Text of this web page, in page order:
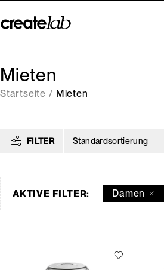
Mieten
Startseite / Mieten
FILTER Standardsortierung
AKTIVE FILTER: Damen